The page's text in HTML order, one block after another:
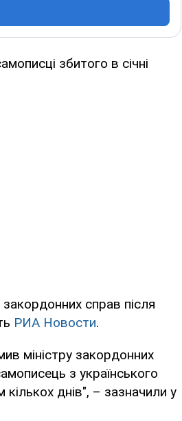
збитого в січні
справ після
РИА Новости.
міністру закордонних
з українського
кількох днів", – зазначили у